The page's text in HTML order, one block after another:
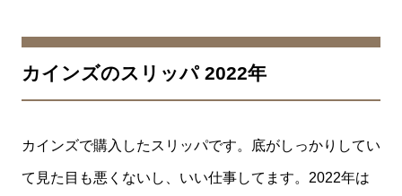
カインズのスリッパ 2022年
カインズで購入したスリッパです。底がしっかりしてい
て見た目も悪くないし、いい仕事してます。2022年は